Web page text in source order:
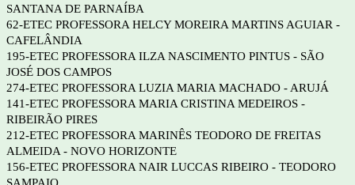
SANTANA DE PARNAÍBA
62-ETEC PROFESSORA HELCY MOREIRA MARTINS AGUIAR -
CAFELÂNDIA
195-ETEC PROFESSORA ILZA NASCIMENTO PINTUS - SÃO
JOSÉ DOS CAMPOS
274-ETEC PROFESSORA LUZIA MARIA MACHADO - ARUJÁ
141-ETEC PROFESSORA MARIA CRISTINA MEDEIROS -
RIBEIRÃO PIRES
212-ETEC PROFESSORA MARINÊS TEODORO DE FREITAS
ALMEIDA - NOVO HORIZONTE
156-ETEC PROFESSORA NAIR LUCCAS RIBEIRO - TEODORO